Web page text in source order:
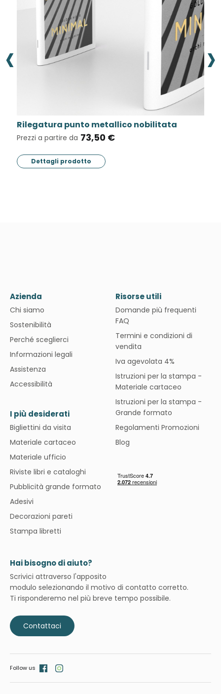
Rilegatura punto metallico nobilitata
Prezzi a partire da 73,50 €
Dettagli prodotto
‹ ›
Azienda
Chi siamo
Sostenibilità
Perché sceglierci
Informazioni legali
Assistenza
Accessibilità
Risorse utili
Domande più frequenti
FAQ
Termini e condizioni di
vendita
Iva agevolata 4%
Istruzioni per la stampa -
Materiale cartaceo
Istruzioni per la stampa -
Grande formato
Regolamenti Promozioni
Blog
I più desiderati
Bigliettini da visita
Materiale cartaceo
Materiale ufficio
Riviste libri e cataloghi
Pubblicità grande formato
Adesivi
Decorazioni pareti
Stampa libretti
Hai bisogno di aiuto?
Scrivici attraverso l'apposito
modulo selezionando il motivo di contatto corretto.
Ti risponderemo nel più breve tempo possibile.
Contattaci
Follow us